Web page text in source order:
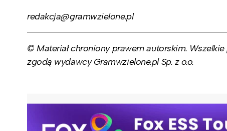
redakcja@gramwzielone.pl
© Materiał chroniony prawem autorskim.
zgodą wydawcy Gramwzielone.pl Sp. z o.o.